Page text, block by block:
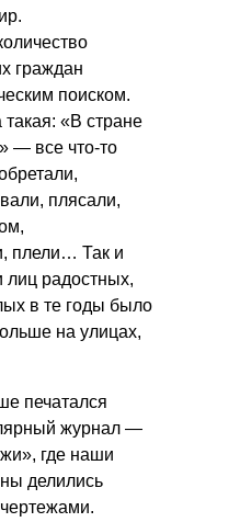
граждан
поиском.
«В стране
— все что-то
плясали,
плели… Так и
лиц радостных,
в те годы было
на улицах,
печатался
журнал —
где наши
делились